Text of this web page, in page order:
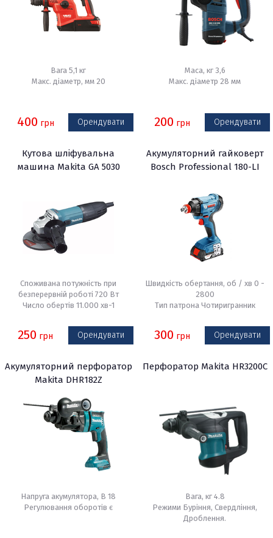
Вага 5,1 кг
Макс. діаметр, мм 20
400 грн Орендувати
Маса, кг 3,6
Макс. діаметр 28 мм
200 грн Орендувати
Кутова шліфувальна
машина Makita GA 5030
Споживана потужність при
безперервній роботі 720 Вт
Число обертів 11.000 хв-1
250 грн Орендувати
Акумуляторний гайковерт
Bosch Professional 180-LI
Швидкість обертання, об / хв 0 -
2800
Тип патрона Чотиригранник
300 грн Орендувати
Акумуляторний перфоратор
Makita DHR182Z
Напруга акумулятора, В 18
Регулювання оборотів є
Перфоратор Makita HR3200C
Вага, кг 4.8
Режими Буріння, Свердління,
Дроблення.